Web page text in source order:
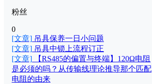
粉丝
0
[文章] 吊具保养一日小问题
[文章] 吊具中锁上流程订正
[文章] 【RS485的偏置与终端】120Ω电阻
是必须的吗？从传输线理论推导那个匹配
电阻的由来